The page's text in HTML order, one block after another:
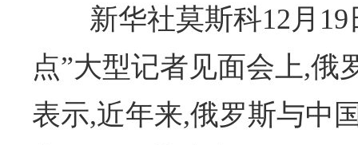
新华社莫斯科12月
点”大型记者见面会上,俄
表示,近年来,俄罗斯与中